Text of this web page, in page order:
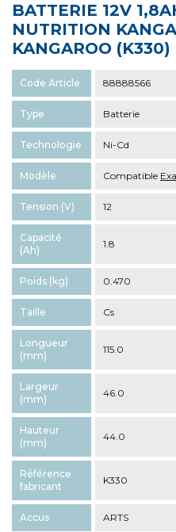
BATTERIE 12V
NUTRITION
KANGAROO (K330)
Code Article 88888566
Type Batterie
Technologie Ni-Cd
Modèle Compatible
Tension (V) 12
Capacité
(Ah)
1.8
Poids (kg) 0.470
Taille Cs
Longueur
(mm)
115.0
Largeur
(mm)
46.0
Hauteur
(mm)
44.0
Référence
fabricant
K330
Accus ARTS